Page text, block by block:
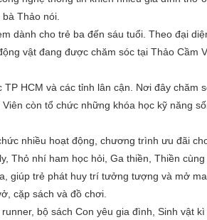
Thảo nói.
dành cho trẻ ba đến sáu tuổi. Theo đại
vật đang được chăm sóc tại Thảo Cầm
HCM và các tỉnh lân cận. Nơi đây chăm
còn tổ chức những khóa học kỹ năng
nhiều hoạt động, chương trình ưu đãi
, Thỏ nhí ham học hỏi Ga thiền Thiền cùng
giúp trẻ phát huy trí tưởng tượng và mở
cặp sách và đồ chơi.
, bộ sách Con yêu gia đình Sinh vật